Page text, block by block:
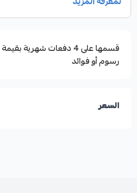
قسمها على 4 دفعات شهرية بقيمة ٤٫٥٠
رسوم أو فوائد
السعر